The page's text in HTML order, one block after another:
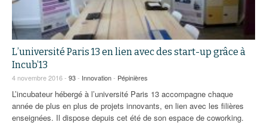
L’université Paris 13 en lien avec des start-up grâce à
Incub’13
4 novembre 2016 - 93- Innovation- Pépinières
L’incubateur hébergé à l’université Paris 13 accompagne chaque
année de plus en plus de projets innovants, en lien avec les filières
enseignées. Il dispose depuis cet été de son espace de coworking.